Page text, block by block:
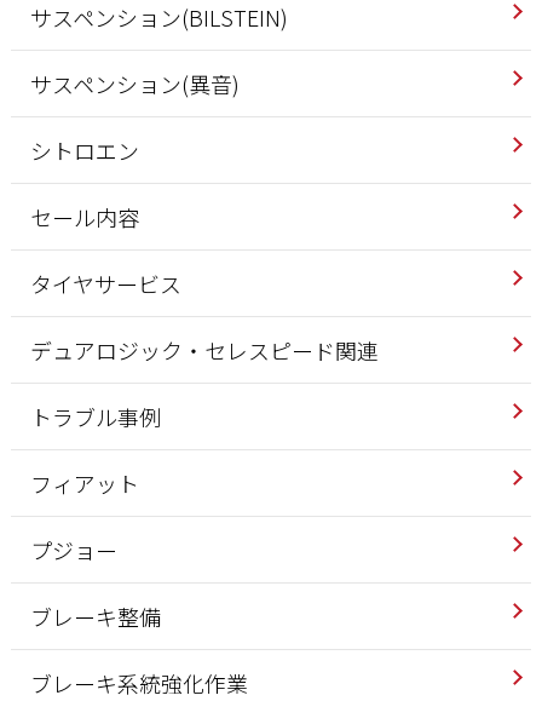
サスペンション(BILSTEIN)
サスペンション(異音)
シトロエン
セール内容
タイヤサービス
デュアロジック・セレスピード関連
トラブル事例
フィアット
プジョー
ブレーキ整備
ブレーキ系統強化作業